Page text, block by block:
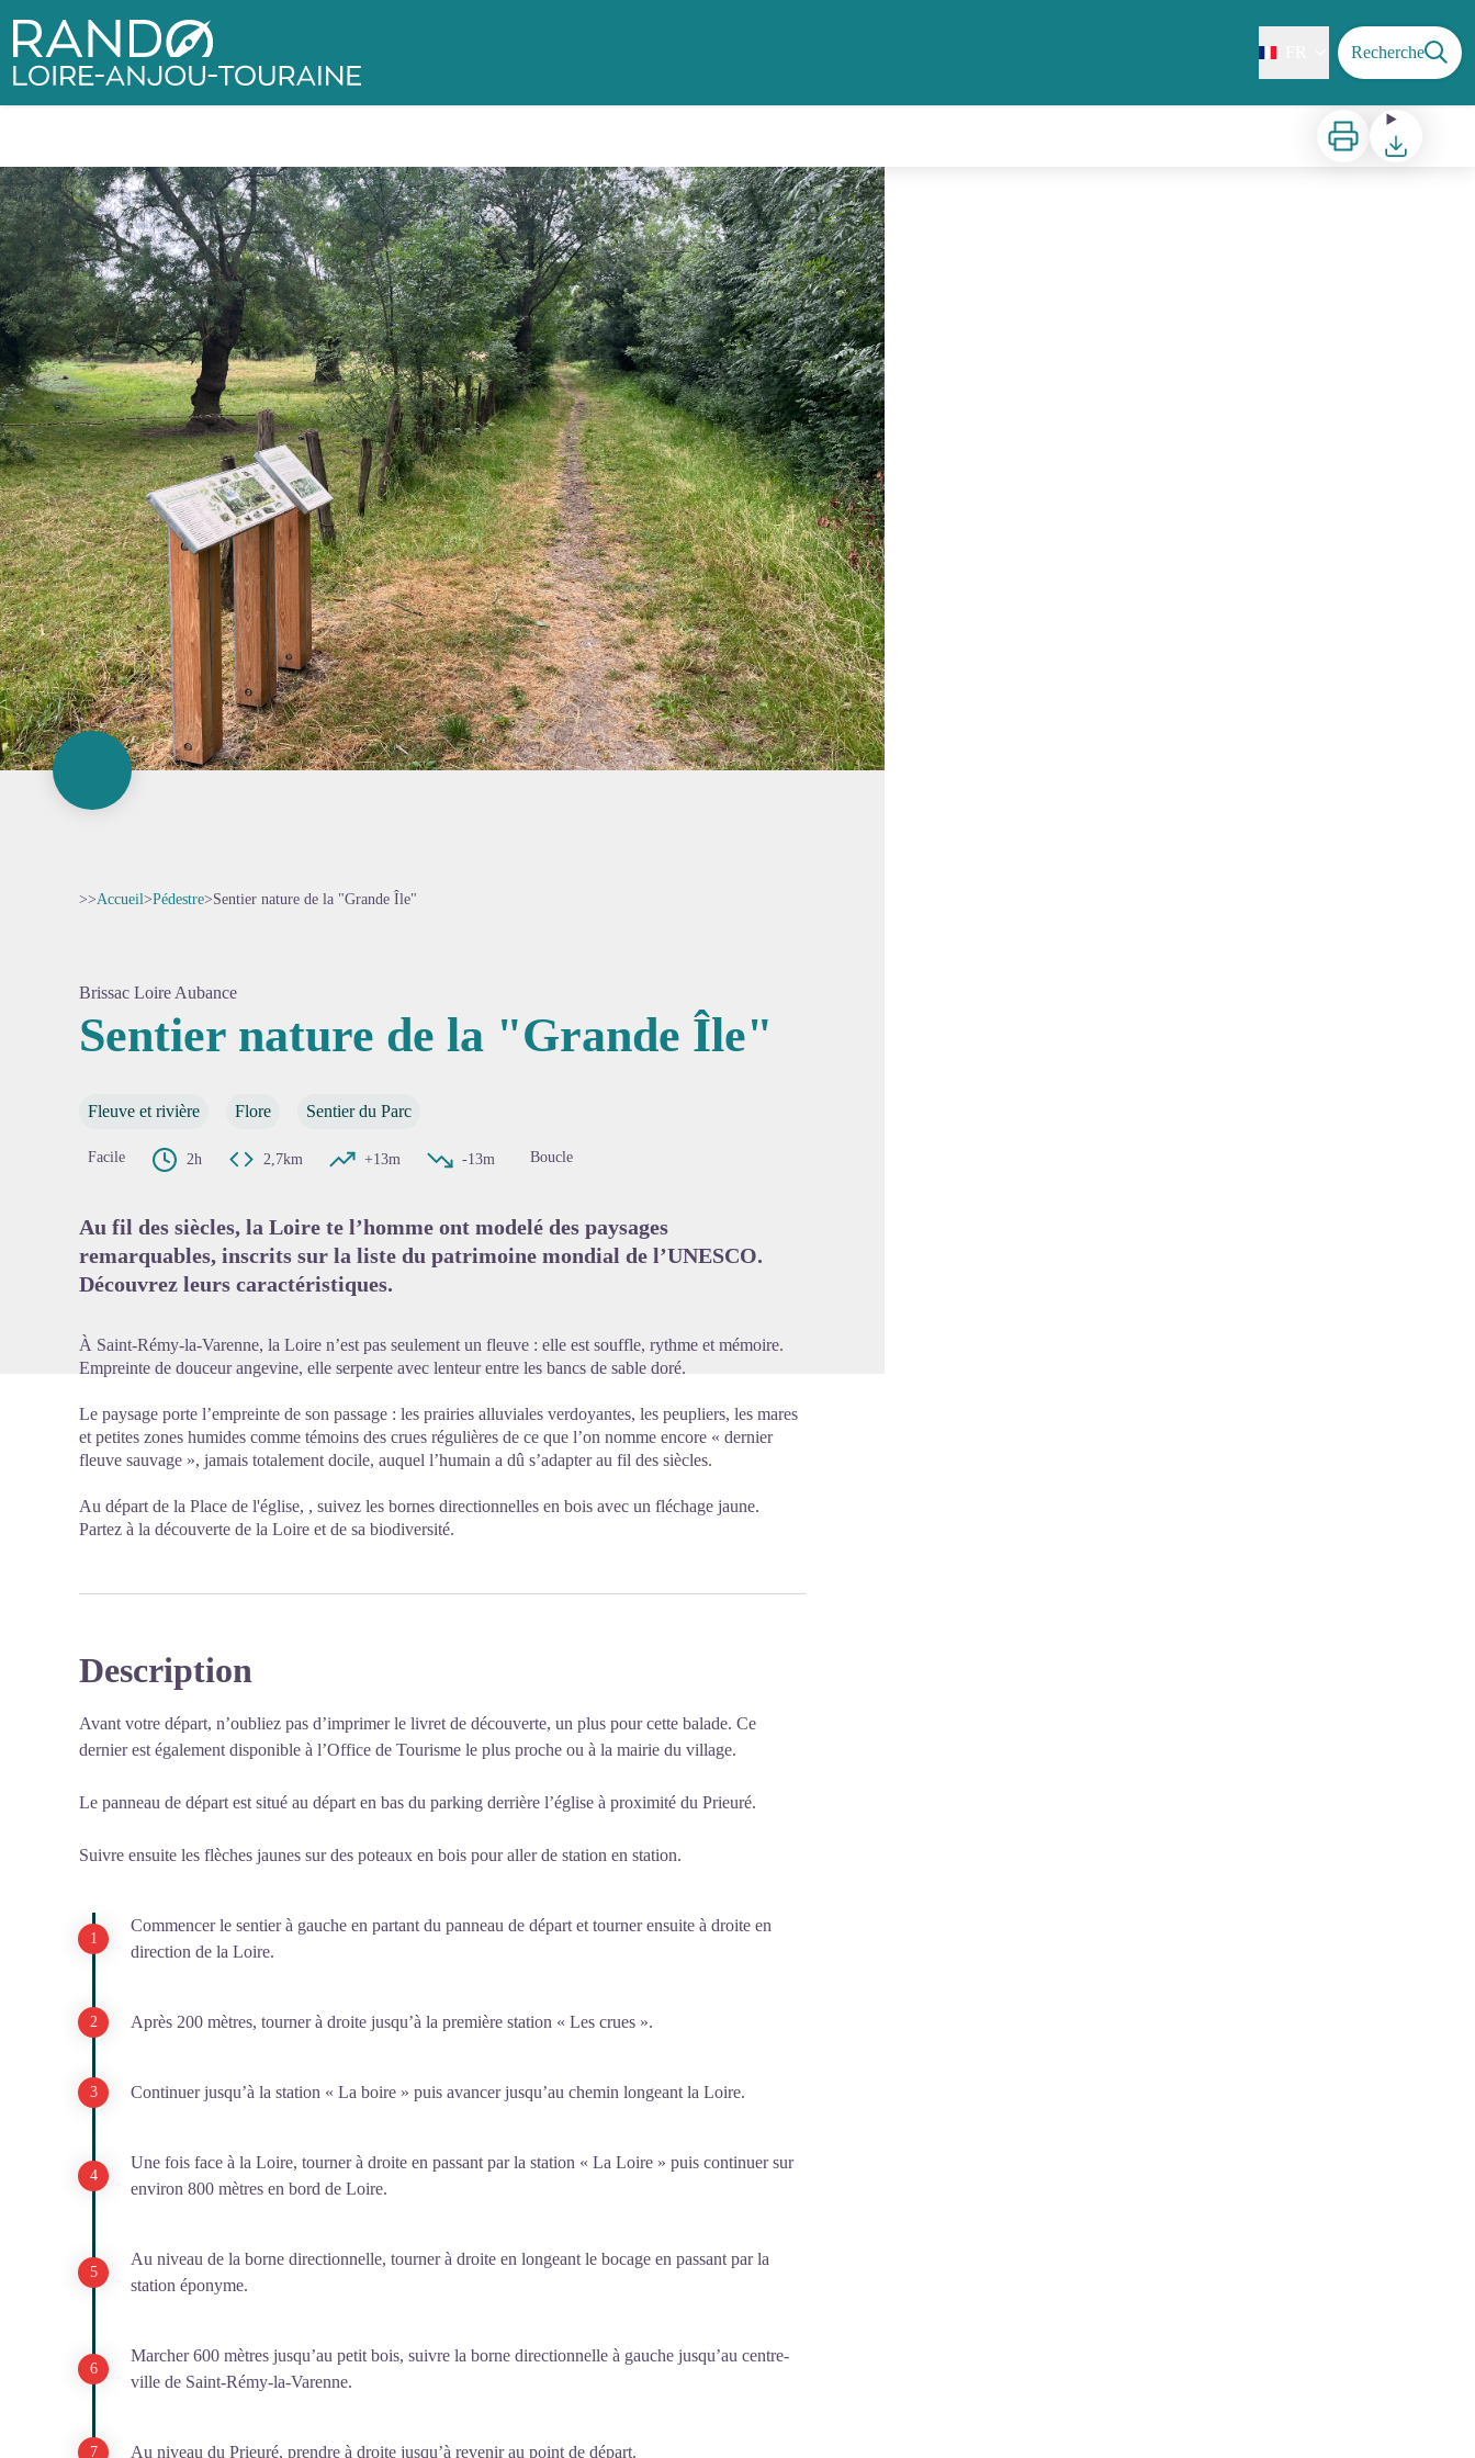
Rando Loire-Anjou-Touraine Recherche
Imprimer Télécharger
>>Accueil>Pédestre>Sentier nature de la "Grande Île"
Brissac Loire Aubance
Sentier nature de la "Grande Île"
Fleuve et rivière Flore Sentier du Parc
Facile 2h 2,7km +13m -13m Boucle
Au fil des siècles, la Loire te l’homme ont modelé des paysages
remarquables, inscrits sur la liste du patrimoine mondial de l’UNESCO.
Découvrez leurs caractéristiques.
À Saint-Rémy-la-Varenne, la Loire n’est pas seulement un fleuve : elle est souffle, rythme et mémoire.
Empreinte de douceur angevine, elle serpente avec lenteur entre les bancs de sable doré.
Le paysage porte l’empreinte de son passage : les prairies alluviales verdoyantes, les peupliers, les mares
et petites zones humides comme témoins des crues régulières de ce que l’on nomme encore « dernier
fleuve sauvage », jamais totalement docile, auquel l’humain a dû s’adapter au fil des siècles.
Au départ de la Place de l'église, , suivez les bornes directionnelles en bois avec un fléchage jaune.
Partez à la découverte de la Loire et de sa biodiversité.
Description
Avant votre départ, n’oubliez pas d’imprimer le livret de découverte, un plus pour cette balade. Ce
dernier est également disponible à l’Office de Tourisme le plus proche ou à la mairie du village.
Le panneau de départ est situé au départ en bas du parking derrière l’église à proximité du Prieuré.
Suivre ensuite les flèches jaunes sur des poteaux en bois pour aller de station en station.
Commencer le sentier à gauche en partant du panneau de départ et tourner ensuite à droite en
direction de la Loire.
Après 200 mètres, tourner à droite jusqu’à la première station « Les crues ».
Continuer jusqu’à la station « La boire » puis avancer jusqu’au chemin longeant la Loire.
Une fois face à la Loire, tourner à droite en passant par la station « La Loire » puis continuer sur
environ 800 mètres en bord de Loire.
Au niveau de la borne directionnelle, tourner à droite en longeant le bocage en passant par la
station éponyme.
Marcher 600 mètres jusqu’au petit bois, suivre la borne directionnelle à gauche jusqu’au centre-
ville de Saint-Rémy-la-Varenne.
Au niveau du Prieuré, prendre à droite jusqu’à revenir au point de départ.